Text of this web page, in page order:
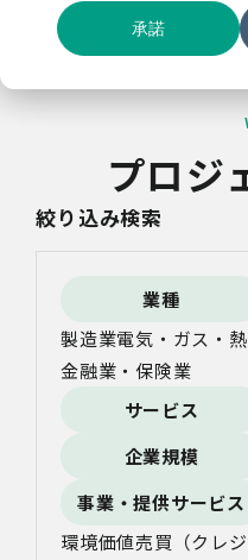
承諾
プロジ
絞り込み検索
業種
製造業電気・ガス・
金融業・保険業
サービス
企業規模
事業・提供サービス
環境価値売買（クレ